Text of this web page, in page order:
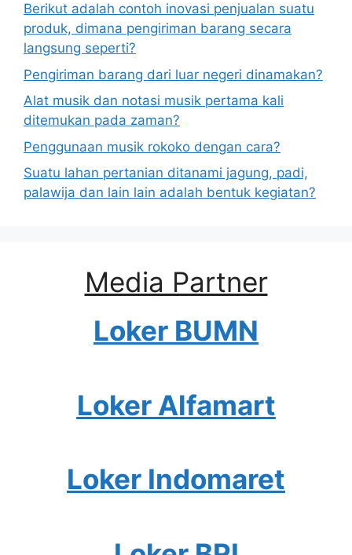
Berikut adalah contoh inovasi penjualan suatu
produk, dimana pengiriman barang secara
langsung seperti?
Pengiriman barang dari luar negeri dinamakan?
Alat musik dan notasi musik pertama kali
ditemukan pada zaman?
Penggunaan musik rokoko dengan cara?
Suatu lahan pertanian ditanami jagung, padi,
palawija dan lain lain adalah bentuk kegiatan?
Media Partner
Loker BUMN
Loker Alfamart
Loker Indomaret